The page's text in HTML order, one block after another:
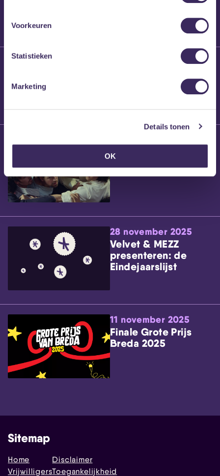
Voorkeuren
Statistieken
Marketing
Details tonen
OK
Brennt Vanneste
Willem’s Blog: Ão
28 november 2025
Velvet & MEZZ
presenteren: de
Eindejaarslijst
11 november 2025
Finale Grote Prijs
Breda 2025
Sitemap
Home
Vrijwilligers
Disclaimer
Toegankelijkheid